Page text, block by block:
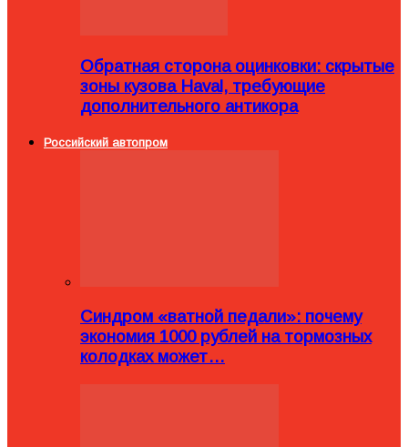
Обратная сторона оцинковки: скрытые
зоны кузова Haval, требующие
дополнительного антикора
Российский автопром
Синдром «ватной педали»: почему
экономия 1000 рублей на тормозных
колодках может…